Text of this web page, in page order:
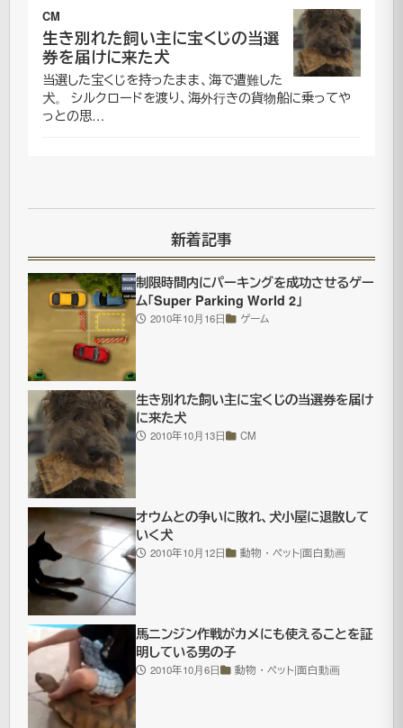
な
人
を
擁
し
て
い
ま
す。
さ
す
が
人
口
10
億
CM
生き別れた飼い主に宝くじの当選
券を届けに来た犬
当選した宝くじを持ったまま、海で遭難した
犬。 シルクロードを渡り、海外行きの貨物船に乗ってや
っとの思…
新着記事
制限時間内にパーキングを成功させるゲー
ム「Super Parking World 2」
2010年10月16日 ゲーム
生き別れた飼い主に宝くじの当選券を届け
に来た犬
2010年10月13日 CM
オウムとの争いに敗れ、犬小屋に退散して
いく犬
2010年10月12日 動物・ペット|面白動画
馬ニンジン作戦がカメにも使えることを証
明している男の子
2010年10月6日 動物・ペット|面白動画